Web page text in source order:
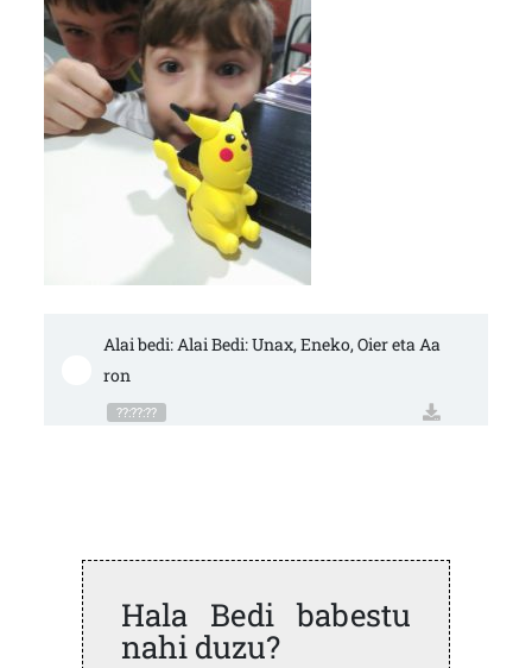
Alai bedi: Alai Bedi: Unax, Eneko, Oier eta Aa
ron
??:??:??
Hala Bedi babestu
nahi duzu?